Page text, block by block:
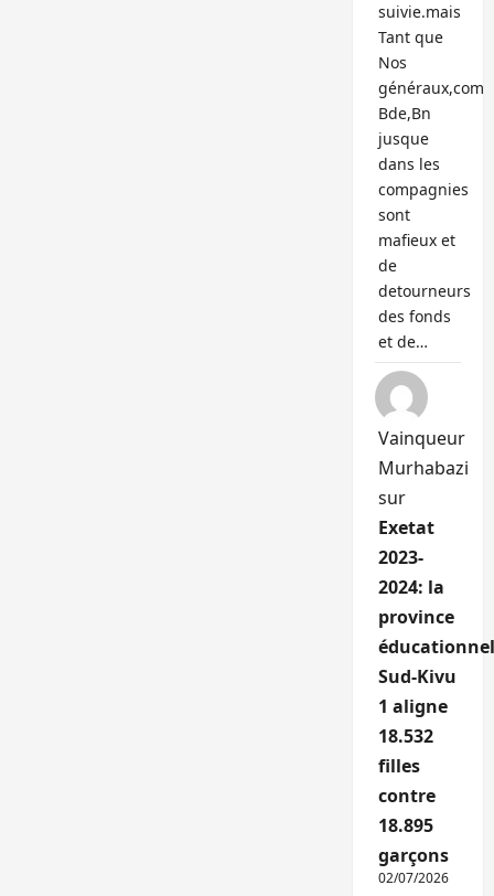
suivie.mais
Tant que
Nos
généraux,com
Bde,Bn
jusque
dans les
compagnies
sont
mafieux et
de
detourneurs
des fonds
et de…
Vainqueur
Murhabazi
sur
Exetat
2023-
2024: la
province
Sud-Kivu
1 aligne
18.532
filles
contre
18.895
garçons
02/07/2026